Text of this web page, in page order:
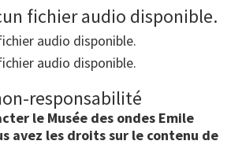
fichier audio disponible.
audio disponible.
audio disponible.
responsabilité
le Musée des ondes Emile
avez les droits sur le contenu de